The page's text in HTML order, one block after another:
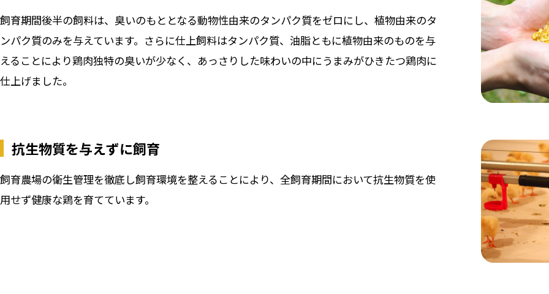
飼育期間後半の飼料は、臭いのもととなる動物性由来のタンパク質をゼロにし、植物由来のタ
ンパク質のみを与えています。さらに仕上飼料はタンパク質、油脂ともに植物由来のものを与
えることにより鶏肉独特の臭いが少なく、あっさりした味わいの中にうまみがひきたつ鶏肉に
仕上げました。
抗生物質を与えずに飼育
飼育農場の衛生管理を徹底し飼育環境を整えることにより、全飼育期間において抗生物質を使
用せず健康な鶏を育てています。